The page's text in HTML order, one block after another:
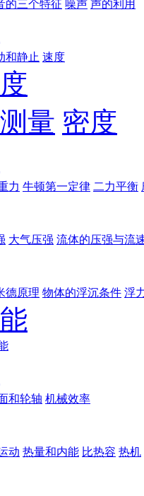
的三个特征 噪声 声的利用
和静止 速度
量 密度
力 牛顿第一定律 二力平衡
大气压强 流体的压强与流
德原理 物体的浮沉条件 浮
和轮轴 机械效率
动 热量和内能 比热容 热机